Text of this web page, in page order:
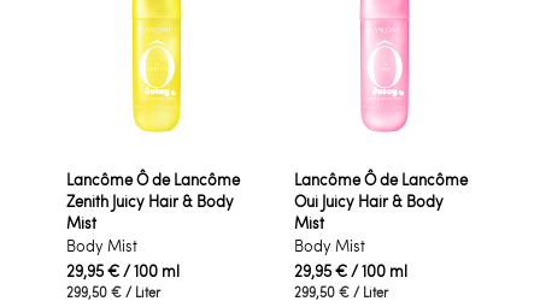
Lancôme Ô de Lancôme
Zenith Juicy Hair & Body
Mist
Body Mist
29,95 €/ 100 ml
299,50 € / Liter
Lancôme Ô de Lancôme
Oui Juicy Hair & Body
Mist
Body Mist
29,95 €/ 100 ml
299,50 € / Liter